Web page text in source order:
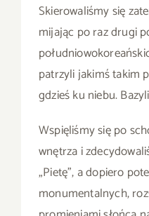
Skierowaliśmy się
mijając po raz drugi
patrzyli jakimś takim
gdzieś ku niebu.
Wspięliśmy się po
wnętrza i
„Pietę”, a dopiero
monumentalnych,